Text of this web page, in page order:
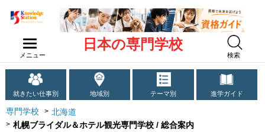
メニュー
日本の専門学校
検索
就きたい仕事別 地域別 テーマ別 進学ガイド
専門学校
北海道
札幌ブライダル＆ホテル観光専門学校 / 総合案内